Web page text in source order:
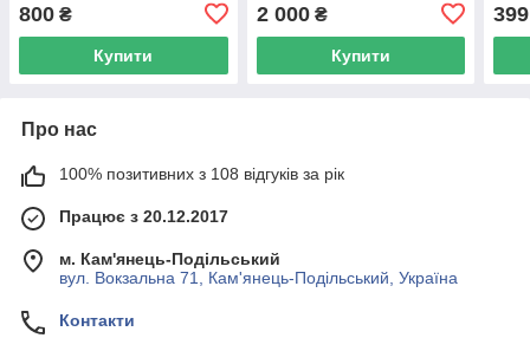
800 ₴
Купити
2 000₴
Купити
399
Про нас
100% позитивних з 108 відгуків за рік
Працює з 20.12.2017
м. Кам'янець-Подільський
вул. Вокзальна 71, Кам'янець-Подільський, Україна
Контакти